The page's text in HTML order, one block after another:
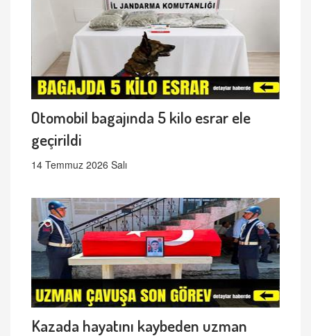
Otomobil bagajında 5 kilo esrar ele
geçirildi
14 Temmuz 2026 Salı
Kazada hayatını kaybeden uzman